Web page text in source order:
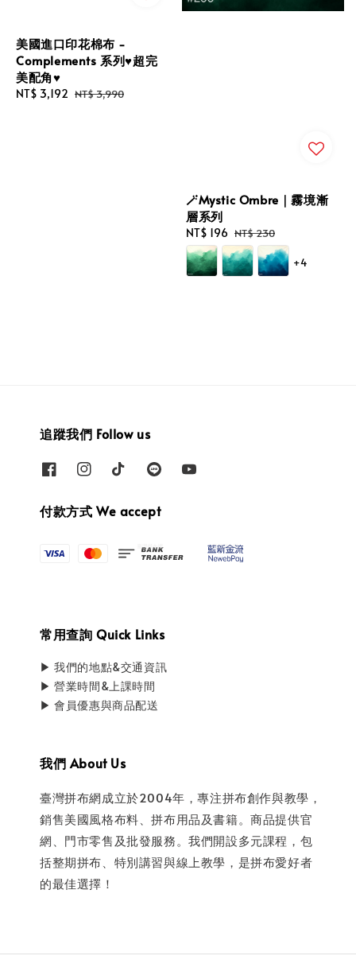
美國進口印花棉布 -
Complements 系列♥️超完
美配角♥️
Sale
NT$ 3,192 Regular
NT$ 3,990
🪄Mystic Ombre｜霧境漸
層系列
Sale
price
NT$ 196 Regular
price
NT$ 230
+4
追蹤我們 Follow us
付款方式 We accept
常用查詢 Quick Links
▶ 我們的地點&交通資訊
▶ 營業時間&上課時間
▶ 會員優惠與商品配送
我們 About Us
臺灣拼布網成立於2004年，專注拼布創作與教學，
銷售美國風格布料、拼布用品及書籍。商品提供官
網、門市零售及批發服務。我們開設多元課程，包
括整期拼布、特別講習與線上教學，是拼布愛好者
的最佳選擇！